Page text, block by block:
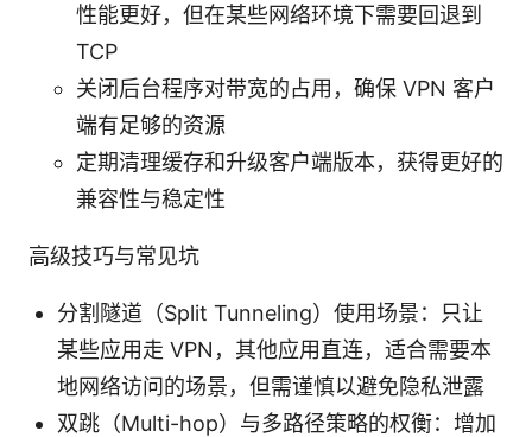
性能更好，但在某些网络环境下需要回退到
TCP
关闭后台程序对带宽的占用，确保 VPN 客户
端有足够的资源
定期清理缓存和升级客户端版本，获得更好的
兼容性与稳定性
高级技巧与常见坑
分割隧道（Split Tunneling）使用场景：只让
某些应用走 VPN，其他应用直连，适合需要本
地网络访问的场景，但需谨慎以避免隐私泄露
双跳（Multi-hop）与多路径策略的权衡：增加